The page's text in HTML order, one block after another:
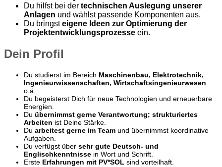
Du hilfst bei der technischen Auslegung unserer
Anlagen und wählst passende Komponenten aus.
Du bringsteigene Ideen zur Optimierung der
Projektentwicklungsprozesse ein.
Dein Profil
Du studierst im Bereich Maschinenbau, Elektrotechnik,
Ingenieurwissenschaften, Wirtschaftsingenieurwesen
o.ä.
Du begeisterst Dich für neue Technologien und erneuerbare
Energien.
Du übernimmst gerne Verantwortung; strukturiertes
Arbeiten ist Deine Stärke.
Du arbeitest gerne im Team und übernimmst koordinative
Aufgaben.
Du verfügst über sehr gute Deutsch- und
Englischkenntnisse in Wort und Schrift.
Erste Erfahrungen mit PV*SOL sind vorteilhaft.